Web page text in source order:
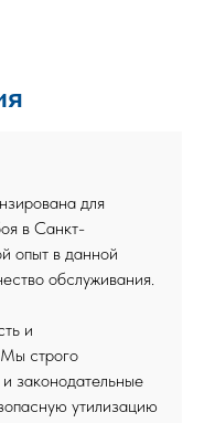
для
в Санкт-
опыт в данной
обслуживания.
и
строго
законодательные
утилизацию